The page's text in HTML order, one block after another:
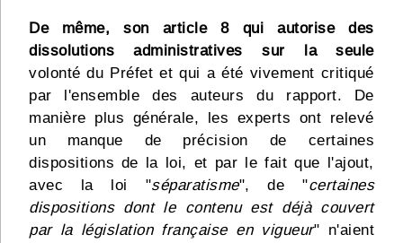
De même, son article 8 qui autorise des
dissolutions administratives sur la seule
volonté du Préfet et qui a été vivement critiqué
par l'ensemble des auteurs du rapport. De
manière plus générale, les experts ont relevé
un manque de précision de certaines
dispositions de la loi, et par le fait que l'ajout,
avec la loi "séparatisme", de "certaines
dispositions dont le contenu est déjà couvert
par la législation française en vigueur" n'aient